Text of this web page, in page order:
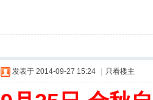
发表于 2014-09-27 15:24 只看楼主